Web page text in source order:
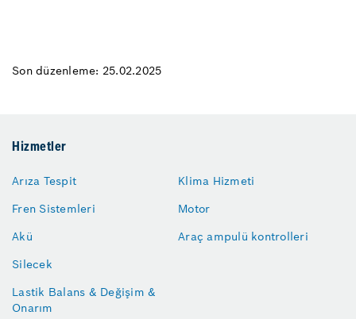
Son düzenleme: 25.02.2025
Hizmetler
Arıza Tespit
Fren Sistemleri
Akü
Silecek
Lastik Balans & Değişim &
Onarım
Klima Hizmeti
Motor
Araç ampulü kontrolleri